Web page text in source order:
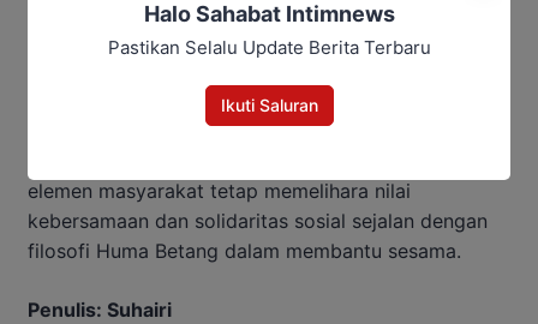
Kumpulkan Kades se-Kalteng,
Agustiar Sabran Tekankan Tiga
elemen masyarakat tetap memelihara nilai
kebersamaan dan solidaritas sosial sejalan dengan
filosofi Huma Betang dalam membantu sesama.
Penulis: Suhairi
Halo Sahabat Intimnews
Pastikan Selalu Update Berita Terbaru
Ikuti Saluran